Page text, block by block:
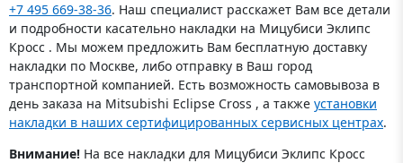
+7 495 669-38-36. Наш специалист расскажет Вам все детали
и подробности касательно накладки на Мицубиси Эклипс
Кросс . Мы можем предложить Вам бесплатную доставку
накладки по Москве, либо отправку в Ваш город
транспортной компанией. Есть возможность самовывоза в
день заказа на Mitsubishi Eclipse Cross , а также установки
накладки в наших сертифицированных сервисных центрах.
Внимание! На все накладки для Мицубиси Эклипс Кросс